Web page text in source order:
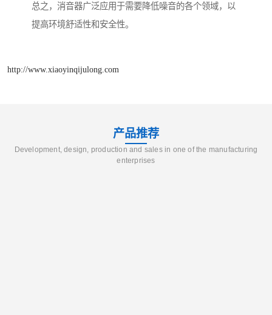
总之，消音器广泛应用于需要降低噪音的各个领域，以
提高环境舒适性和安全性。
http://www.xiaoyinqijulong.com
产品推荐
Development, design, production and sales in one of the manufacturing
enterprises